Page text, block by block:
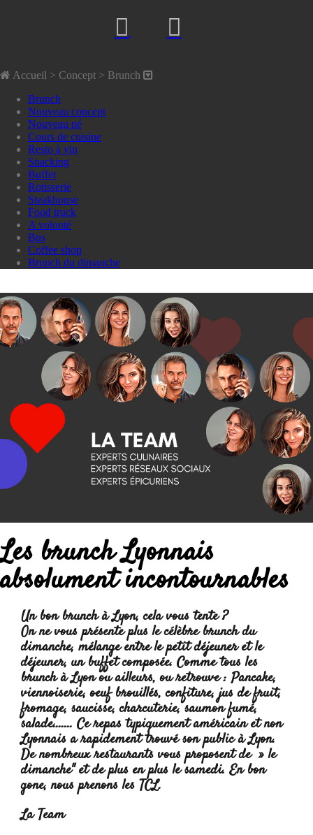
Accueil > Concept > Brunch
Brunch
Nouveau concept
Nouveau né
Cours de cuisine
Resto à vin
Snacking
Buffet
Rotisserie
Steakhouse
Food truck
A volonté
Bus
Coffee shop
Brunch du dimanche
Les brunch Lyonnais
absolument incontournables
Un bon brunch à Lyon, cela vous tente ?
On ne vous présente plus le célèbre brunch du
dimanche, mélange entre le petit déjeuner et le
déjeuner, un buffet composée. Comme tous les
brunch à Lyon ou ailleurs, ou retrouve : Pancake,
viennoiserie, oeuf brouillés, confiture, jus de fruit,
fromage, saucisse, charcuterie, saumon fumé,
salade....... Ce repas typiquement américain et non
Lyonnais a rapidement trouvé son public à Lyon.
De nombreux restaurants vous proposent de » le
dimanche" et de plus en plus le samedi. En bon
gone, nous prenons les TCL.
La Team